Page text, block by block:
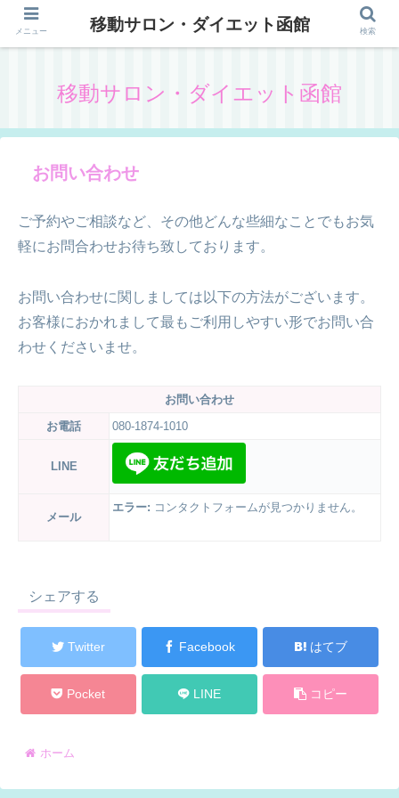
メニュー 移動サロン・ダイエット函館 検索
移動サロン・ダイエット函館
お問い合わせ
ご予約やご相談など、その他どんな些細なことでもお気
軽にお問合わせお待ち致しております。
お問い合わせに関しましては以下の方法がございます。
お客様におかれまして最もご利用しやすい形でお問い合
わせくださいませ。
お問い合わせ
お電話
080-1874-1010
LINE
メール
エラー: コンタクトフォームが見つかりません。
シェアする
Twitter Facebook はてブ
Pocket LINE コピー
ホーム